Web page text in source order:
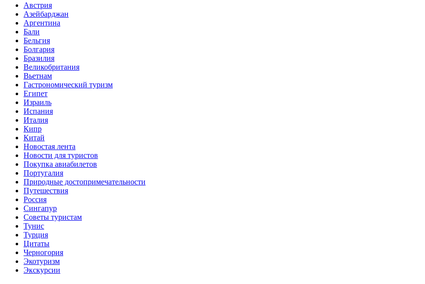
Австрия
Азейбарджан
Аргентина
Бали
Бельгия
Болгария
Бразилия
Великобритания
Вьетнам
Гастрономический туризм
Египет
Израиль
Испания
Италия
Кипр
Китай
Новостая лента
Новости для туристов
Покупка авиабилетов
Португалия
Природные достопримечательности
Путешествия
Россия
Сингапур
Советы туристам
Тунис
Турция
Цитаты
Черногория
Экотуризм
Экскурсии